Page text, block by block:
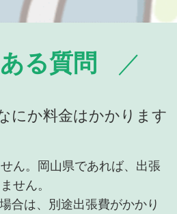
る質問
にか料金はかかります
ん。岡山県であれば、出張
せん。
合は、別途出張費がかかり